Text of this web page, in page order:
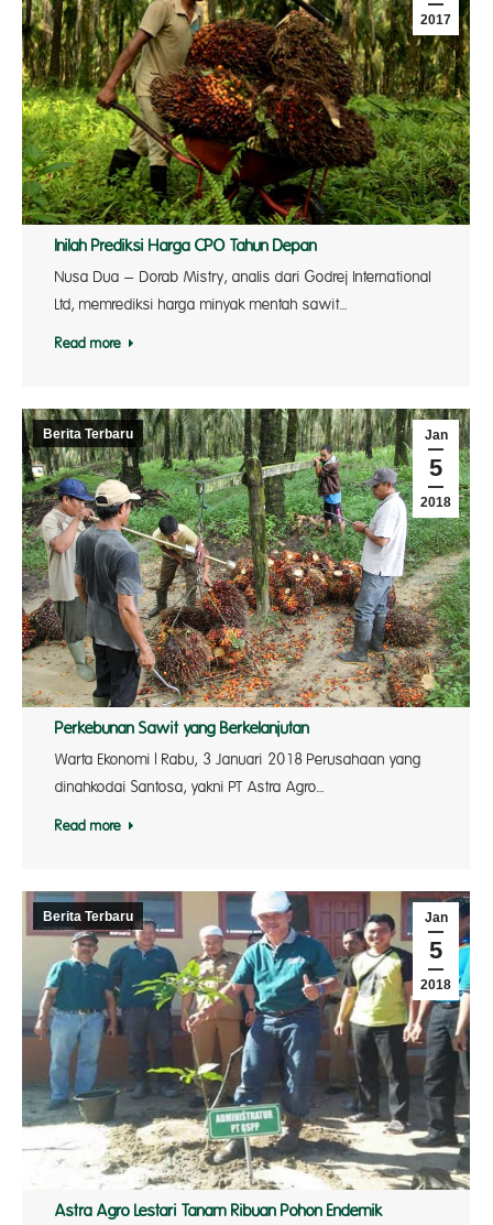
2017
Inilah Prediksi Harga CPO Tahun Depan
Nusa Dua – Dorab Mistry, analis dari Godrej International
Ltd, memrediksi harga minyak mentah sawit…
Read more
Jan
5
2018
Berita Terbaru
Perkebunan Sawit yang Berkelanjutan
Warta Ekonomi | Rabu, 3 Januari 2018 Perusahaan yang
dinahkodai Santosa, yakni PT Astra Agro…
Read more
Jan
5
2018
Berita Terbaru
Astra Agro Lestari Tanam Ribuan Pohon Endemik